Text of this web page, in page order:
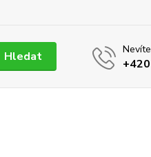
Hledat